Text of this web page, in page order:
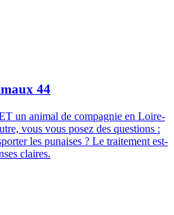
44
un animal de compagnie en Loire-
vous vous posez des questions :
les punaises ? Le traitement est-
claires.